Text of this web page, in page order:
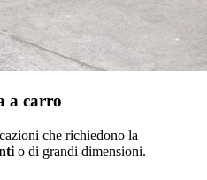
a carro
che richiedono la
o di grandi dimensioni.